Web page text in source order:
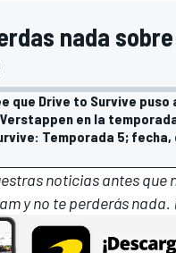
nada
que Drive to Survive puso
en la
Temporada 5;
noticias antes
y no te perderás